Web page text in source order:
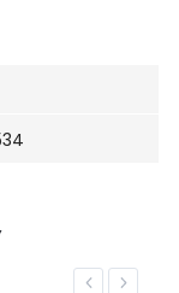
Previous
Next